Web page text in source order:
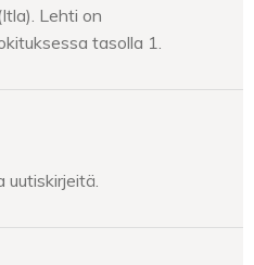
Lehti on
tasolla 1.